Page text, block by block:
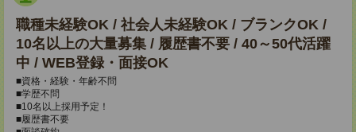
職種未経験OK / 社会人未経験OK / ブランクOK /
10名以上の大量募集 / 履歴書不要 / 40～50代活躍
中 / WEB登録・面接OK
■資格・経験・年齢不問
■学歴不問
■10名以上採用予定！
■履歴書不要